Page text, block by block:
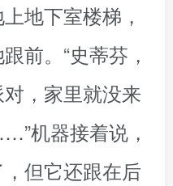
地下室楼梯，
前。“史蒂芬，
，家里就没来
机器接着说，
但它还跟在后